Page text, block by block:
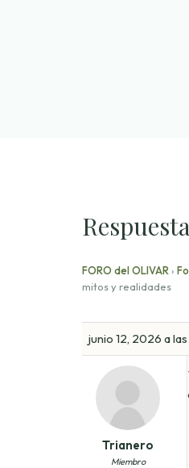
FORO del OLIVAR ›
mitos y realidades
junio 12, 2026 a
Trianero
Miembro